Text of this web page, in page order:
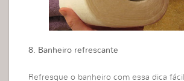
8. Banheiro refrescante
Refresque o banheiro com essa dica